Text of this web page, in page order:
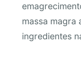
massa magra
ingredientes